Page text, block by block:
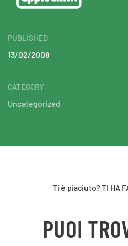
PUBLISHED
13/02/2008
CATEGORY
Uncategorized
Ti è piaciuto? TI HA
PUOI